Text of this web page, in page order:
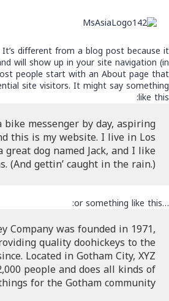
different from a blog post because it
will show up in your site navigation (in
people start with an About page that
site visitors. It might say something
like this:
bike messenger by day, aspiring
this is my website. I live in Los
great dog named Jack, and I like
(And gettin’ caught in the rain.)
…or something like this:
Company was founded in 1971,
quality doohickeys to the
Located in Gotham City, XYZ
people and does all kinds of
for the Gotham community.